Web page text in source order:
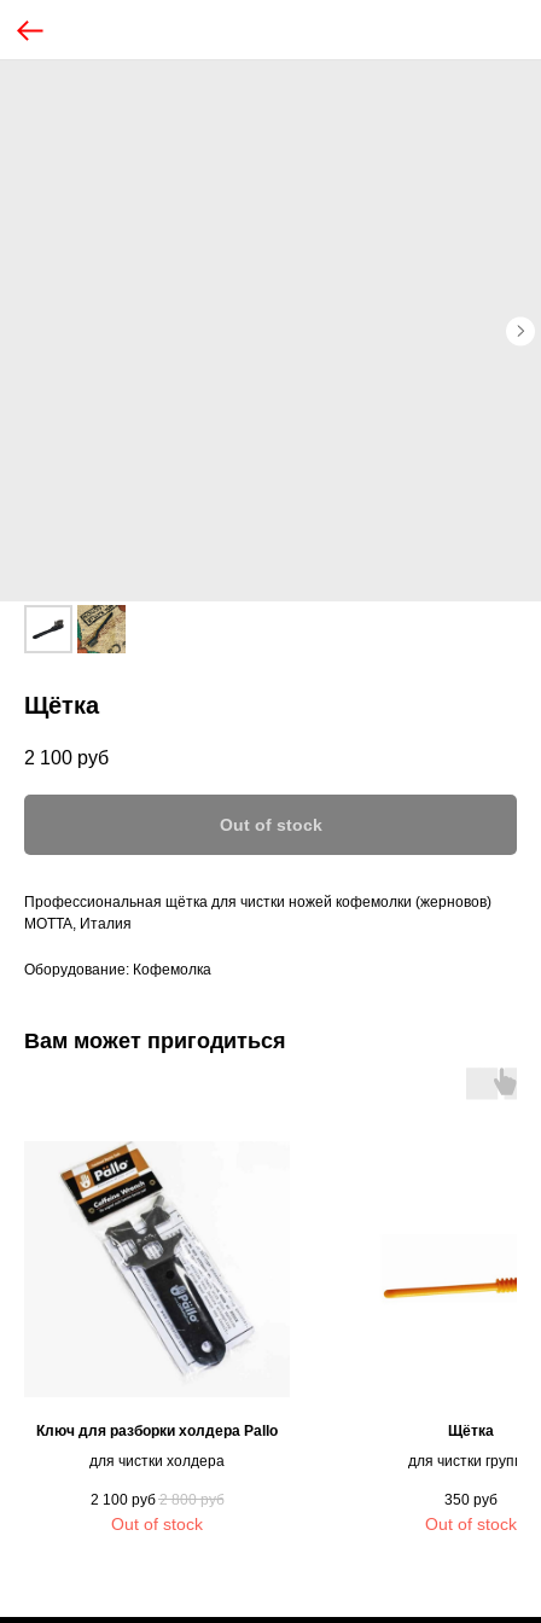
Щётка
2 100 руб
Out of stock
Профессиональная щётка для чистки ножей кофемолки (жерновов)
MOTTA, Италия
Оборудование: Кофемолка
Вам может пригодиться
Ключ для разборки холдера Pallo
для чистки холдера
2 100 руб 2 800 руб
Out of stock
Щётка
для чистки группы
350 руб
Out of stock